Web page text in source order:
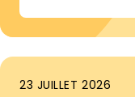
23 JUILLET 2026